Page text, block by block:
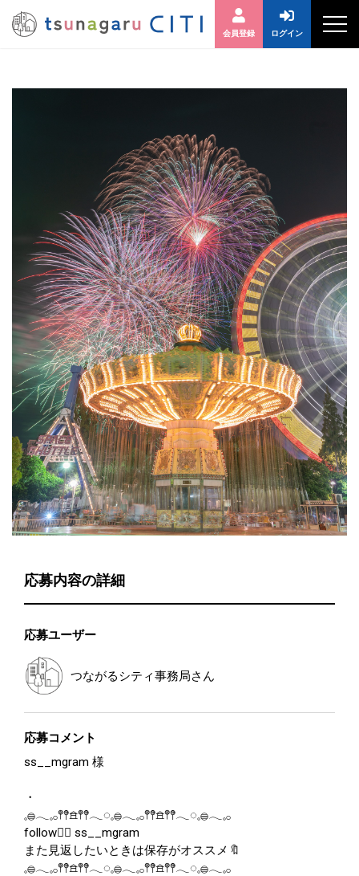
会員登録 ログイン
応募内容の詳細
応募ユーザー
つながるシティ事務局さん
応募コメント
ss__mgram 様
・
𓈒𓐍𓂃𓈒𓂂𖤣𖤥𖠿𖤣𖤥𓂃◌𓈒𓐍𓂃𓈒𓂂𖤣𖤥𖠿𖤣𖤥𓂃◌𓈒𓐍𓂃𓈒𓂂
follow👉🏻 ss__mgram
また見返したいときは保存がオススメ🔖
𓈒𓐍𓂃𓈒𓂂𖤣𖤥𖠿𖤣𖤥𓂃◌𓈒𓐍𓂃𓈒𓂂𖤣𖤥𖠿𖤣𖤥𓂃◌𓈒𓐍𓂃𓈒𓂂